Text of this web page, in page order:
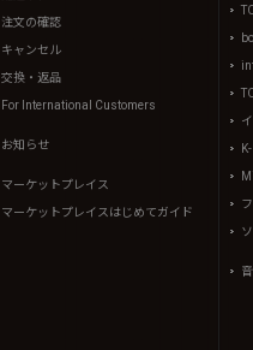
注文の確認
キャンセル
交換・返品
For International Customers
お知らせ
マーケットプレイス
マーケットプレイスはじめてガイド